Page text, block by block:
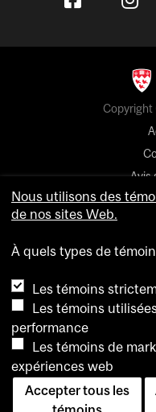
Avis
Nous utilisons des
de nos sites Web.
À quels types de
Les témoins
Les témoins
performance
Les témoins de
expériences web
Accepter tous les